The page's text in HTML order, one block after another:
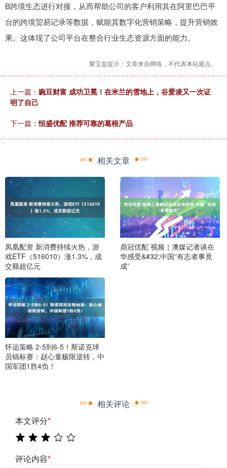
B跨境生态进行对接，从而帮助公司的客户利用其在阿里巴巴平
台的跨境贸易记录等数据，赋能其数字化营销策略，提升营销效
果。这体现了公司平台在整合行业生态资源方面的能力。
聚宝盆提示：文章来自网络，不代表本站观点。
上一篇： 豌豆财富 成功卫冕！在米兰的雪地上，谷爱凌又一次证
明了自己
下一篇：恒盛优配 推荐可靠的葛根产品
相关文章
凤凰配资 新消费持续火热，游
戏ETF（516010）涨1.3%，成
交额超亿元
鼎冠优配 视频｜澳媒记者谈在
华感受&#32;中国“有志者事竟
成”
怀远策略 2-5到6-5！斯诺克球
员锦标赛：赵心童极限逆转，中
国军团1胜4负！
相关评论
本文评分*
评论内容*